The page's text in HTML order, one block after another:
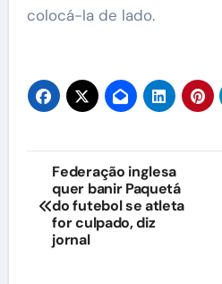
colocá-la de lado.
Navegação
de
Post
Federação inglesa
quer banir Paquetá
do futebol se atleta
for culpado, diz
jornal